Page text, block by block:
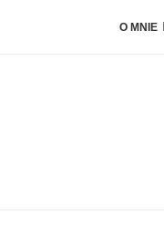
O MNIE